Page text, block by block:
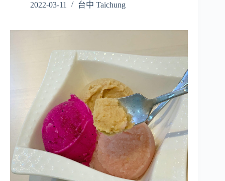
2022-03-11 台中 Taichung